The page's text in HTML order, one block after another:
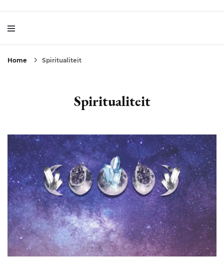
Home Spiritualiteit
Spiritualiteit